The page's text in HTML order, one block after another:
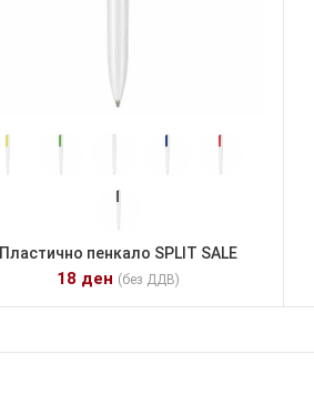
Пластично пенкало SPLIT SALE
18 ден (без ДДВ)